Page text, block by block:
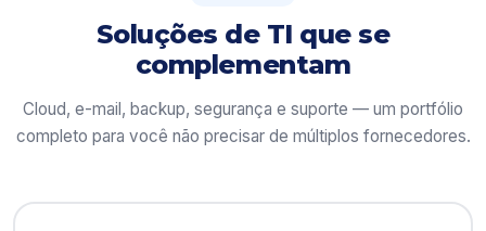
Soluções de TI que se
complementam
Cloud, e-mail, backup, segurança e suporte — um portfólio
completo para você não precisar de múltiplos fornecedores.